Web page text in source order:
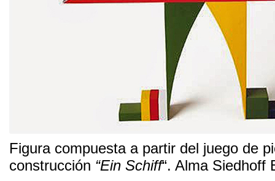
Figura compuesta a partir del juego de
construcción “Ein Schiff“. Alma Siedhoff